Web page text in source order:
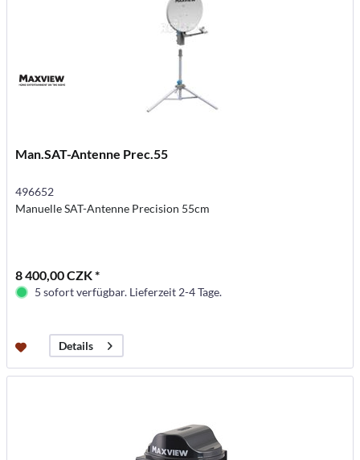
Man.SAT-Antenne Prec.55
496652
Manuelle SAT-Antenne Precision 55cm
8 400,00 CZK *
5 sofort verfügbar. Lieferzeit 2-4 Tage.
Details